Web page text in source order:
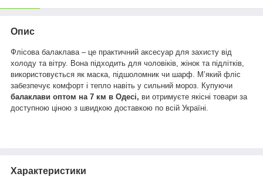
Опис
Флісова балаклава – це практичний аксесуар для захисту від
холоду та вітру. Вона підходить для чоловіків, жінок та підлітків,
використовується як маска, підшоломник чи шарф. М’який фліс
забезпечує комфорт і тепло навіть у сильний мороз. Купуючи
балаклави оптом на 7 км в Одесі, ви отримуєте якісні товари за
доступною ціною з швидкою доставкою по всій Україні.
Характеристики